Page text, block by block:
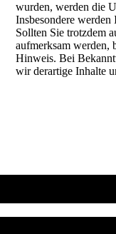
wurden, werden die
Insbesondere
Sollten Sie trotzdem
aufmerksam werden,
Hinweis. Bei
wir derartige Inhalte